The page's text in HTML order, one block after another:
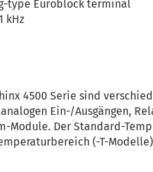
type Euroblock terminal
kHz
4500 Serie sind
Ein-/Ausgängen,
Module. Der Standard-
(-T-Modelle)